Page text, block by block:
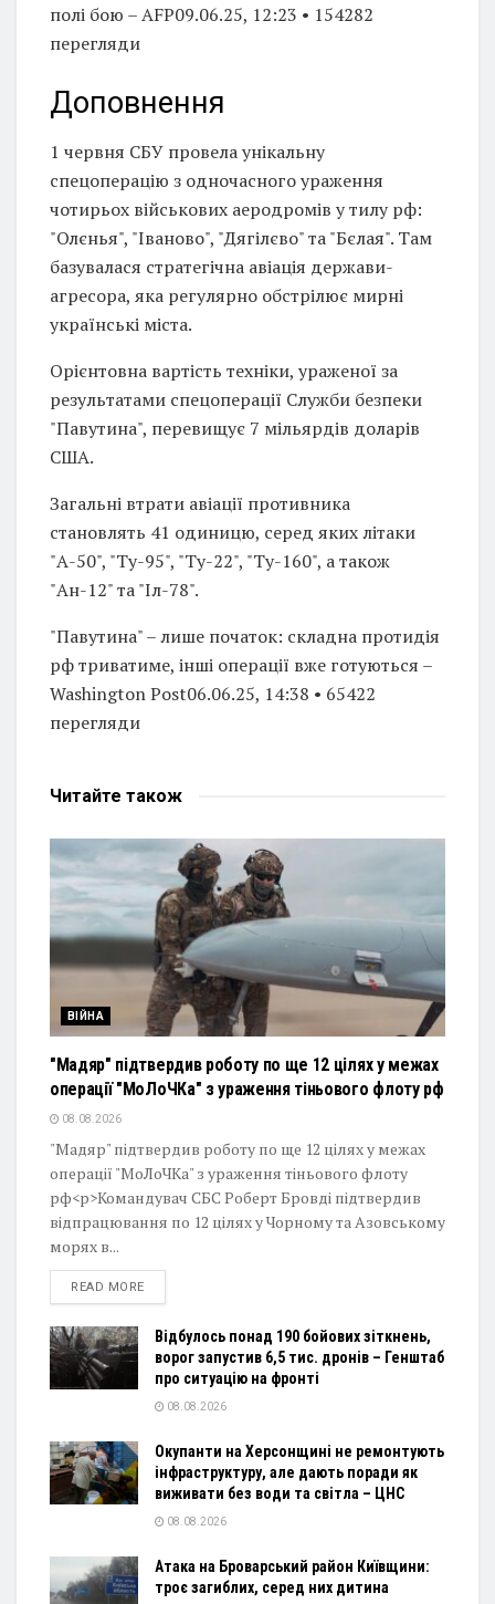
полі бою – AFP09.06.25, 12:23 • 154282
перегляди
Доповнення
1 червня СБУ провела унікальну
спецоперацію з одночасного ураження
чотирьох військових аеродромів у тилу рф:
"Олєнья", "Іваново", "Дягілєво" та "Бєлая". Там
базувалася стратегічна авіація держави-
агресора, яка регулярно обстрілює мирні
українські міста.
Орієнтовна вартість техніки, ураженої за
результатами спецоперації Служби безпеки
"Павутина", перевищує 7 мільярдів доларів
США.
Загальні втрати авіації противника
становлять 41 одиницю, серед яких літаки
"А-50", "Ту-95", "Ту-22", "Ту-160", а також
"Ан-12" та "Іл-78".
"Павутина" – лише початок: складна протидія
рф триватиме, інші операції вже готуються –
Washington Post06.06.25, 14:38 • 65422
перегляди
Читайте також
ВІЙНА
"Мадяр" підтвердив роботу по ще 12 цілях у межах
операції "МоЛоЧКа" з ураження тіньового флоту рф
08.08.2026
"Мадяр" підтвердив роботу по ще 12 цілях у межах
операції "МоЛоЧКа" з ураження тіньового флоту
рф<p>Командувач СБС Роберт Бровді підтвердив
відпрацювання по 12 цілях у Чорному та Азовському
морях в...
READ MOREDETAILS
Відбулось понад 190 бойових зіткнень,
ворог запустив 6,5 тис. дронів – Генштаб
про ситуацію на фронті
08.08.2026
Окупанти на Херсонщині не ремонтують
інфраструктуру, але дають поради як
виживати без води та світла – ЦНС
08.08.2026
Атака на Броварський район Київщини:
троє загиблих, серед них дитина